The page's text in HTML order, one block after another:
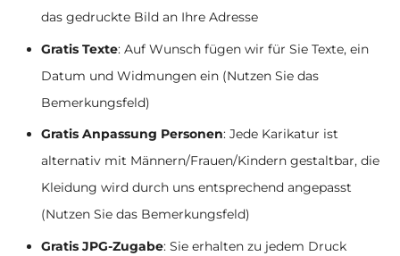
das gedruckte Bild an Ihre Adresse
Gratis Texte: Auf Wunsch fügen wir für Sie Texte, ein
Datum und Widmungen ein (Nutzen Sie das
Bemerkungsfeld)
Gratis Anpassung Personen: Jede Karikatur ist
alternativ mit Männern/Frauen/Kindern gestaltbar, die
Kleidung wird durch uns entsprechend angepasst
(Nutzen Sie das Bemerkungsfeld)
Gratis JPG-Zugabe: Sie erhalten zu jedem Druck